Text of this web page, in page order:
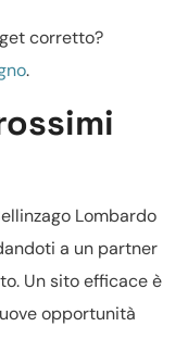
corretto?
.
Lombardo
a un partner
Un sito efficace è
opportunità